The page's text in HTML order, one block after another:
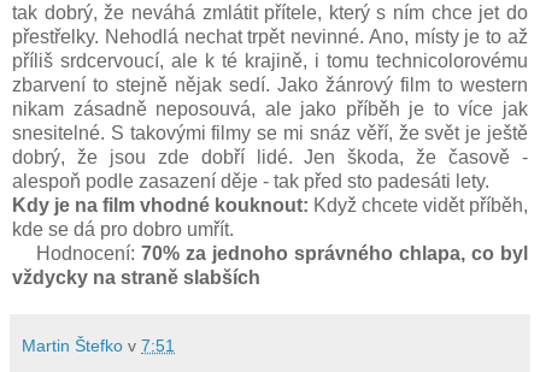
tak dobrý, že neváhá zmlátit přítele, který s ním chce jet do
přestřelky. Nehodlá nechat trpět nevinné. Ano, místy je to až
příliš srdcervoucí, ale k té krajině, i tomu technicolorovému
zbarvení to stejně nějak sedí. Jako žánrový film to western
nikam zásadně neposouvá, ale jako příběh je to více jak
snesitelné. S takovými filmy se mi snáz věří, že svět je ještě
dobrý, že jsou zde dobří lidé. Jen škoda, že časově -
alespoň podle zasazení děje - tak před sto padesáti lety.
Kdy je na film vhodné kouknout: Když chcete vidět příběh,
kde se dá pro dobro umřít.
Hodnocení: 70% za jednoho správného chlapa, co byl
vždycky na straně slabších
Martin Štefko v 7:51